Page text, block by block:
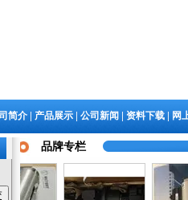
简介| 产品展示| 公司新闻| 资料下载| 网
品牌专栏